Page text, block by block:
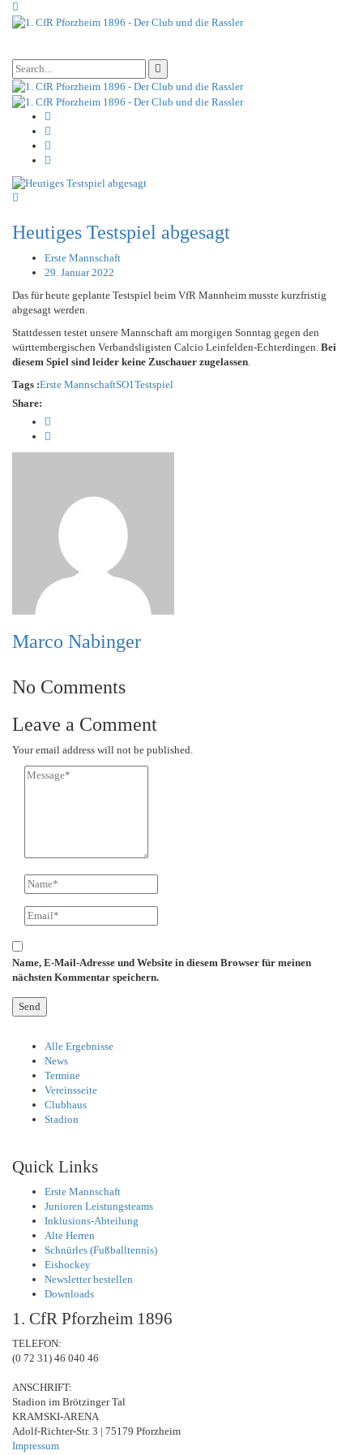
Heutiges Testspiel abgesagt
Erste Mannschaft
29. Januar 2022
Das für heute geplante Testspiel beim VfR Mannheim musste kurzfristig
abgesagt werden.
Stattdessen testet unsere Mannschaft am morgigen Sonntag gegen den
württembergischen Verbandsligisten Calcio Leinfelden-Echterdingen. Bei
diesem Spiel sind leider keine Zuschauer zugelassen.
Tags :Erste MannschaftSO1Testspiel
Share:
Marco Nabinger
No Comments
Leave a Comment
Your email address will not be published.
Name, E-Mail-Adresse und Website in diesem Browser für meinen
nächsten Kommentar speichern.
Alle Ergebnisse
News
Termine
Vereinsseite
Clubhaus
Stadion
Quick Links
Erste Mannschaft
Junioren Leistungsteams
Inklusions-Abteilung
Alte Herren
Schnürles (Fußballtennis)
Eishockey
Newsletter bestellen
Downloads
1. CfR Pforzheim 1896
TELEFON:
(0 72 31) 46 040 46
ANSCHRIFT:
Stadion im Brötzinger Tal
KRAMSKI-ARENA
Adolf-Richter-Str. 3 | 75179 Pforzheim
Impressum